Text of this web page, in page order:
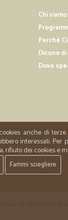
Chi
Perché
Dicono
Dove
anche di
interessati.
rifiuto dei cookies e
Fammi sciegliere